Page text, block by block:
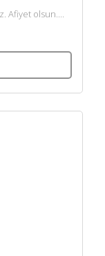
Koruyucu, katkı ve kimyasal madde içermez. Afiyet olsun....